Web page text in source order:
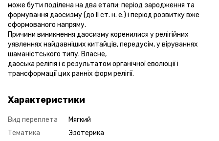
може бути поділена на два етапи: період зародження та
формування даосизму (до II ст. н. е.) і період розвитку вже
сформованого напряму.
Причини виникнення даосизму коренилися у релігійних
уявленнях найдавніших китайців, передусім, у віруваннях
шаманістського типу. Власне,
даоська релігія і є результатом органічної еволюції і
трансформації цих ранніх форм релігії.
Характеристики
Вид переплета
Мягкий
Тематика
Эзотерика